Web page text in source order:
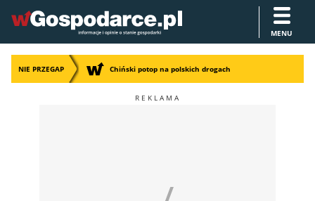
MENU
NIE PRZEGAP Chiński potop na polskich drogach